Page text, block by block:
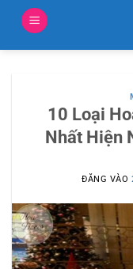
nội
10 Loại
Nhất Hiện
ĐĂNG VÀO